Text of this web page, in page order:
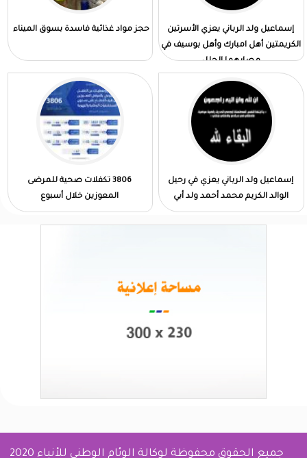
إسماعيل ولد الرباني يعزي الأسرتين
الكريمتين أهل امبارك وأهل بوسيف في
مصابهما الجلل
حجز مواد غذائية فاسدة بسوق الميناء
إسماعيل ولد الرباني يعزي في رحيل
الوالد الكريم محمد أحمد ولد أبي
3806 تكفلات صحية للمرضى
المعوزين خلال أسبوع
جميع الحقوق محفوظة لوكالة الوئام الوطني للأنباء 2020